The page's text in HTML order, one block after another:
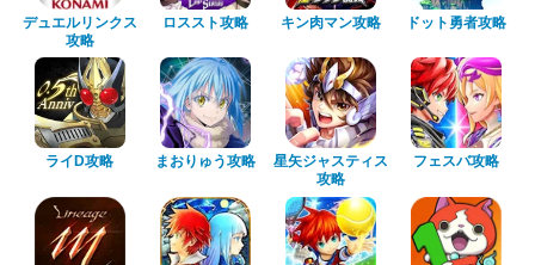
デュエルリンクス
攻略
ロススト攻略 キン肉マン攻略 ドット勇者攻略
ライD攻略 まおりゅう攻略
星矢ジャスティス
攻略
フェスバ攻略